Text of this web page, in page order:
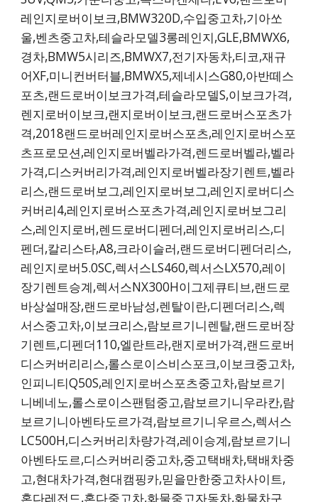
레인지로버이보크,BMW320D,수입중고차,기아쏘
울,벤츠중고차,테슬라모델3롱레인지,GLE,BMWX6,
경차,BMW5시리즈,BMWX7,전기자동차,티코,재규
어XF,미니컨버터블,BMWX5,제네시스G80,아반떼스
포츠,랜드로버이보크가격,테슬라모델S,이보크가격,
렌지로버이보크,랜지로버이보크,랜드로버스포츠가
격,2018랜드로버레인지로버스포츠,레인지로버스포
츠프로모션,레인지로버벨라가격,렌드로버벨라,벨라
가격,디스커버리가격,레인지로버벨라장기렌트,벨라
리스,랜드로버보그,레인지로버보그,레인지로버디스
커버리4,레인지로버스포츠가격,레인지로버보그리
스,레인지로버,렌드로버디펜더,레인지로버리스,디
펜더,칼리스타,A8,크라이슬러,랜드로버디펜더리스,
레인지로버5.0SC,렉서스LS460,렉서스LX570,레이
장기렌트승계,렉서스NX300H이그제큐티브,랜드로
바상설매장,랜드로바남성,렌탈이란,디펜더리스,렉
서스중고차,이보크리스,람보르기니렌탈,랜드로버장
기렌트,디펜더110,엘란트라,랜지로버가격,랜드로버
디스커버리리스,롤스로이스비스포크,이보크중고차,
인피니티Q50S,레인지로버스포츠중고차,람보르기
니베네노,롤스로이스팬텀중고,람보르기니우라칸,람
보르기니아벤타도르가격,람보르기니우르스,렉서스
LC500H,디스커버리차량가격,레이승계,람보르기니
아벤타도르,디스커버리중고차,중고택배차,택배차중
고,현대차가격,현대캠핑카,믿을만한중고차사이트,
혼다레전드,혼다중고차,화물중고자동차,화물차구